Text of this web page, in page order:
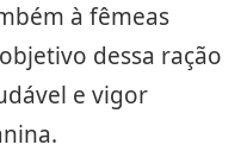
à fêmeas
dessa ração
e vigor